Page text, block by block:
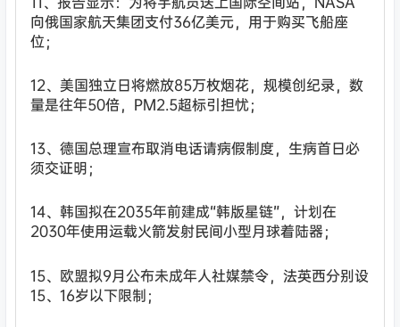
向俄国家航天集团支付36亿美元，用于购买飞船座
位；
12、美国独立日将燃放85万枚烟花，规模创纪录，数
量是往年50倍，PM2.5超标引担忧；
13、德国总理宣布取消电话请病假制度，生病首日必
须交证明；
14、韩国拟在2035年前建成“韩版星链”，计划在
2030年使用运载火箭发射民间小型月球着陆器；
15、欧盟拟9月公布未成年人社媒禁令，法英西分别设
15、16岁以下限制；